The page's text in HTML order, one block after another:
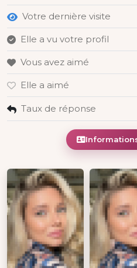
Votre dernière visite
Elle a vu votre profil
Vous avez aimé
Elle a aimé
Taux de réponse